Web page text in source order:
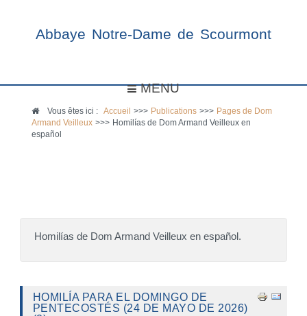
Abbaye Notre-Dame de Scourmont
MENU
Vous êtes ici :Accueil >>> Publications >>> Pages de Dom
Armand Veilleux >>> Homilías de Dom Armand Veilleux en
español
Homilías de Dom Armand Veilleux en español.
HOMILÍA PARA EL DOMINGO DE
PENTECOSTÉS (24 DE MAYO DE 2026)